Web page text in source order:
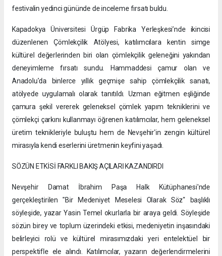
festivalin yedinci gününde de inceleme fırsatı buldu.
Kapadokya Üniversitesi Ürgüp Fabrika Yerleşkesi’nde ikincisi
düzenlenen Çömlekçilik Atölyesi, katılımcılara kentin simge
kültürel değerlerinden biri olan çömlekçilik geleneğini yakından
deneyimleme fırsatı sundu. Hammaddesi çamur olan ve
Anadolu'da binlerce yıllık geçmişe sahip çömlekçilik sanatı,
atölyede uygulamalı olarak tanıtıldı. Uzman eğitmen eşliğinde
çamura şekil vererek geleneksel çömlek yapım tekniklerini ve
çömlekçi çarkını kullanmayı öğrenen katılımcılar, hem geleneksel
üretim teknikleriyle buluştu hem de Nevşehir'in zengin kültürel
mirasıyla kendi eserlerini üretmenin keyfini yaşadı.
SÖZÜN ETKİSİ FARKLI BAKIŞ AÇILARI KAZANDIRDI
Nevşehir Damat İbrahim Paşa Halk Kütüphanesi'nde
gerçekleştirilen "Bir Medeniyet Meselesi Olarak Söz" başlıklı
söyleşide, yazar Yasin Temel okurlarla bir araya geldi. Söyleşide
sözün birey ve toplum üzerindeki etkisi, medeniyetin inşasındaki
belirleyici rolü ve kültürel mirasımızdaki yeri entelektüel bir
perspektifle ele alındı. Katılımcılar, yazarın değerlendirmelerini